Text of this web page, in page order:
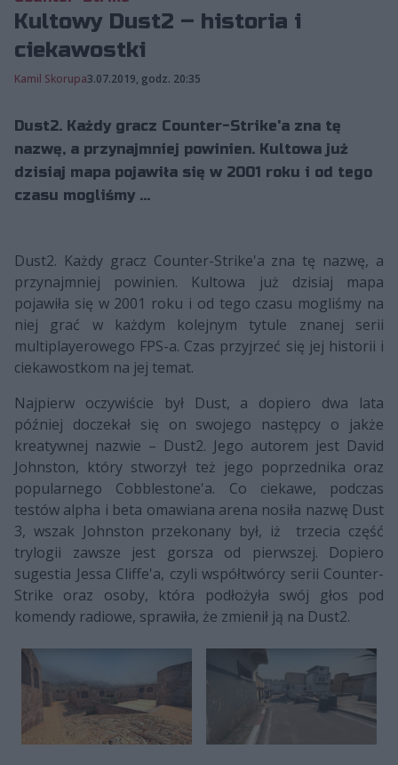
Kultowy Dust2 – historia i
ciekawostki
Kamil Skorupa3.07.2019, godz. 20:35
Dust2. Każdy gracz Counter-Strike'a zna tę
nazwę, a przynajmniej powinien. Kultowa już
dzisiaj mapa pojawiła się w 2001 roku i od tego
czasu mogliśmy ...
Dust2. Każdy gracz Counter-Strike'a zna tę nazwę, a
przynajmniej powinien. Kultowa już dzisiaj mapa
pojawiła się w 2001 roku i od tego czasu mogliśmy na
niej grać w każdym kolejnym tytule znanej serii
multiplayerowego FPS-a. Czas przyjrzeć się jej historii i
ciekawostkom na jej temat.
Najpierw oczywiście był Dust, a dopiero dwa lata
później doczekał się on swojego następcy o jakże
kreatywnej nazwie – Dust2. Jego autorem jest David
Johnston, który stworzył też jego poprzednika oraz
popularnego Cobblestone'a. Co ciekawe, podczas
testów alpha i beta omawiana arena nosiła nazwę Dust
3, wszak Johnston przekonany był, iż trzecia część
trylogii zawsze jest gorsza od pierwszej. Dopiero
sugestia Jessa Cliffe'a, czyli współtwórcy serii Counter-
Strike oraz osoby, która podłożyła swój głos pod
komendy radiowe, sprawiła, że zmienił ją na Dust2.